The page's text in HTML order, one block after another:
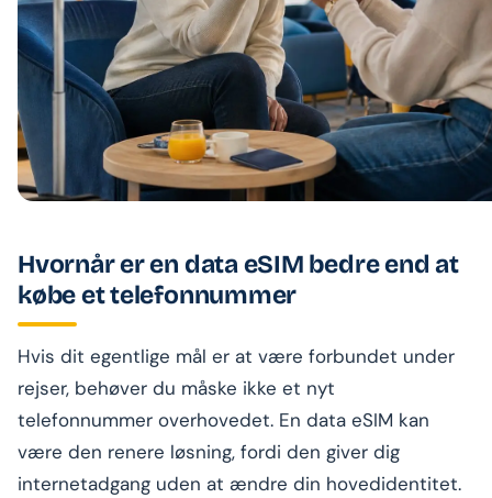
Hvornår er en data eSIM bedre end at
købe et telefonnummer
Hvis dit egentlige mål er at være forbundet under
rejser, behøver du måske ikke et nyt
telefonnummer overhovedet. En data eSIM kan
være den renere løsning, fordi den giver dig
internetadgang uden at ændre din hovedidentitet.